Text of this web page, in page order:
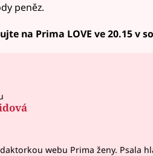
peněz.
na Prima LOVE ve 20.15 v
webu Prima ženy. Psala